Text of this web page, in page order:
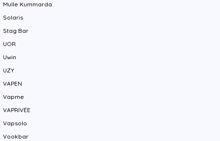
Mulle Kummarda
Solaris
Stag Bar
UOR
Uwin
UZY
VAPEN
Vapme
VAPRIVÉE
Vapsolo
Vookbar